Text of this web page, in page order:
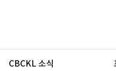
CBCKL 소식